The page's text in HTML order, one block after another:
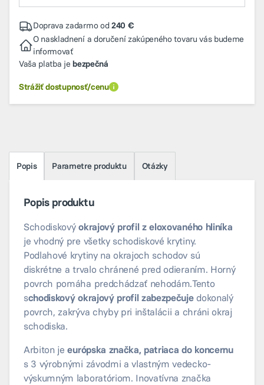
Doprava zadarmo od240 €
O naskladnení a doručení zakúpeného tovaru vás budeme
informovať
Vaša platba jebezpečná
Strážiť dostupnosť/cenu
Popis Parametre produktu Otázky
Popis produktu
Schodiskovýokrajový profil z eloxovaného hliníka
je vhodný pre všetky schodiskové krytiny.
Podlahové krytiny na okrajoch schodov sú
diskrétne a trvalo chránené pred odieraním. Horný
povrch pomáha predchádzať nehodám.Tento
schodiskový okrajový profil zabezpečujedokonalý
povrch, zakrýva chyby pri inštalácii a chráni okraj
schodiska.
Arbiton jeeurópska značka, patriaca do koncernu
s 3 výrobnými závodmi a vlastným vedecko-
výskumným laboratóriom. Inovatívna značka